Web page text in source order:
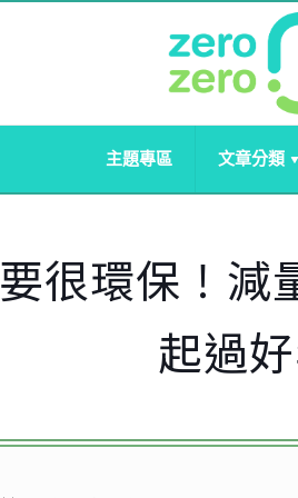
主題專區 文章分類
很環保！減
起過